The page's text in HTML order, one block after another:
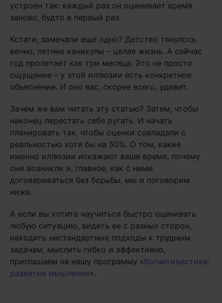
устроен так: каждый раз он оценивает время
заново, будто в первый раз.
Кстати, замечали еще одно? Детство тянулось
вечно, летние каникулы – целая жизнь. А сейчас
год пролетает как три месяца. Это не просто
ощущение – у этой иллюзии есть конкретное
объяснение. И оно вас, скорее всего, удивит.
Зачем же вам читать эту статью? Затем, чтобы
наконец перестать себя ругать. И начать
планировать так, чтобы оценки совпадали с
реальностью хотя бы на 50%. О том, какие
именно иллюзии искажают ваше время, почему
они возникли и, главное, как с ними
договариваться без борьбы, мы и поговорим
ниже.
А если вы хотите научиться быстро оценивать
любую ситуацию, видеть ее с разных сторон,
находить нестандартные подходы к трудным
задачам, мыслить гибко и эффективно,
приглашаем на нашу программу «Когнитивистика:
развитие мышления».